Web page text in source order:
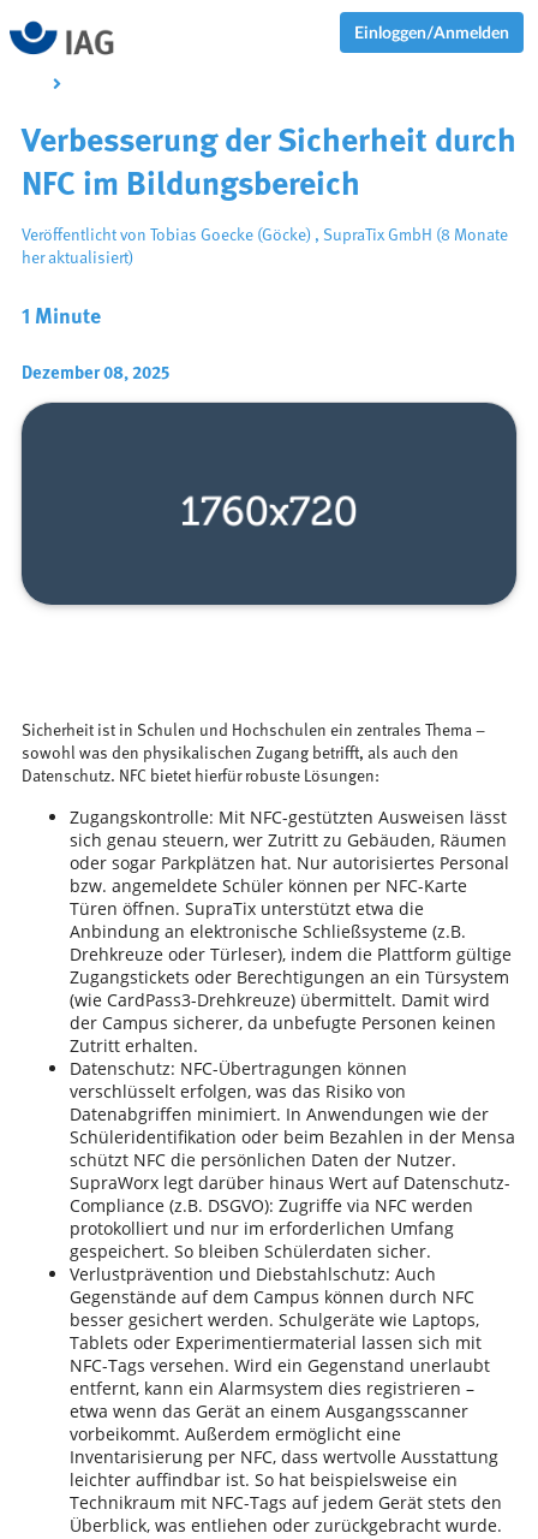
Einloggen/Anmelden
1 Minute
Dezember 08, 2025
Verbesserung der Sicherheit durch
NFC im Bildungsbereich
Veröffentlicht von Tobias Goecke (Göcke), SupraTix GmbH (8 Monate
her aktualisiert)
Sicherheit ist in Schulen und Hochschulen ein zentrales Thema –
sowohl was den physikalischen Zugang betrifft, als auch den
Datenschutz. NFC bietet hierfür robuste Lösungen:
Zugangskontrolle: Mit NFC-gestützten Ausweisen lässt
sich genau steuern, wer Zutritt zu Gebäuden, Räumen
oder sogar Parkplätzen hat. Nur autorisiertes Personal
bzw. angemeldete Schüler können per NFC-Karte
Türen öffnen. SupraTix unterstützt etwa die
Anbindung an elektronische Schließsysteme (z.B.
Drehkreuze oder Türleser), indem die Plattform gültige
Zugangstickets oder Berechtigungen an ein Türsystem
(wie CardPass3-Drehkreuze) übermittelt. Damit wird
der Campus sicherer, da unbefugte Personen keinen
Zutritt erhalten.
Datenschutz: NFC-Übertragungen können
verschlüsselt erfolgen, was das Risiko von
Datenabgriffen minimiert. In Anwendungen wie der
Schüleridentifikation oder beim Bezahlen in der Mensa
schützt NFC die persönlichen Daten der Nutzer.
SupraWorx legt darüber hinaus Wert auf Datenschutz-
Compliance (z.B. DSGVO): Zugriffe via NFC werden
protokolliert und nur im erforderlichen Umfang
gespeichert. So bleiben Schülerdaten sicher.
Verlustprävention und Diebstahlschutz: Auch
Gegenstände auf dem Campus können durch NFC
besser gesichert werden. Schulgeräte wie Laptops,
Tablets oder Experimentiermaterial lassen sich mit
NFC-Tags versehen. Wird ein Gegenstand unerlaubt
entfernt, kann ein Alarmsystem dies registrieren –
etwa wenn das Gerät an einem Ausgangsscanner
vorbeikommt. Außerdem ermöglicht eine
Inventarisierung per NFC, dass wertvolle Ausstattung
leichter auffindbar ist. So hat beispielsweise ein
Technikraum mit NFC-Tags auf jedem Gerät stets den
Überblick, was entliehen oder zurückgebracht wurde.